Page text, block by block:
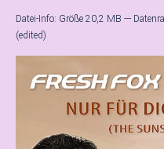
Datei-Info: Größe 20,2 MB ---
(edited)